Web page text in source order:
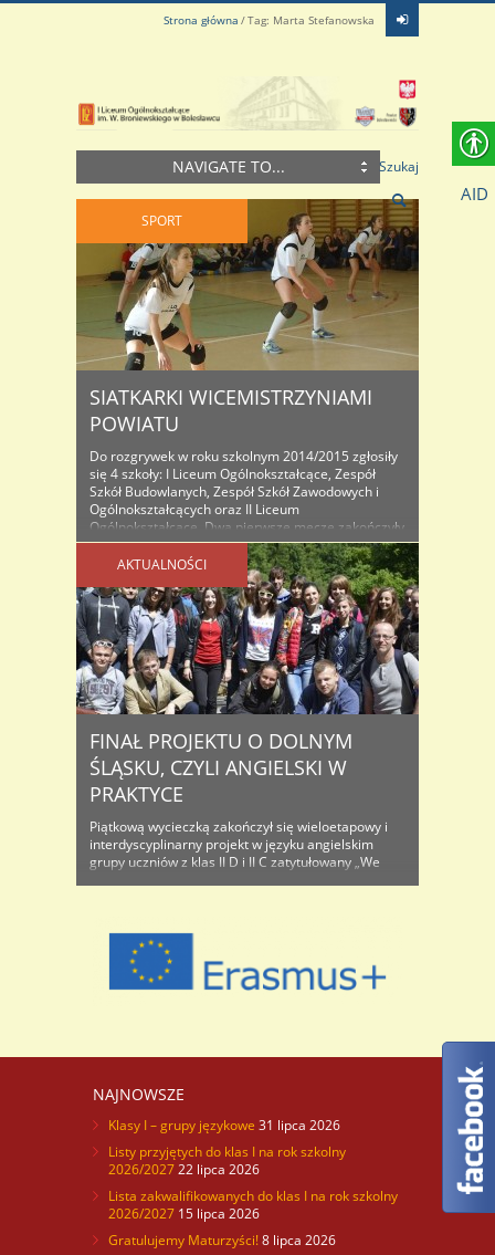
Strona główna Tag: Marta Stefanowska
NAVIGATE TO... Szukaj
SPORT
SIATKARKI WICEMISTRZYNIAMI
POWIATU
Do rozgrywek w roku szkolnym 2014/2015 zgłosiły
się 4 szkoły: I Liceum Ogólnokształcące, Zespół
Szkół Budowlanych, Zespół Szkół Zawodowych i
Ogólnokształcących oraz II Liceum
Ogólnokształcące. Dwa pierwsze mecze zakończyły
się zgodnie z wcześniejszymi przewidywaniami.
Dziewczęta dość gładko ograły ZSB 3:0. Nieco
większe problemy sprawiły Nam reprezentantki
ZSOiZ (3:1). Mecz był dość wyrównany, o czym
świadczą ..
AKTUALNOŚCI
FINAŁ PROJEKTU O DOLNYM
ŚLĄSKU, CZYLI ANGIELSKI W
PRAKTYCE
Piątkową wycieczką zakończył się wieloetapowy i
interdyscyplinarny projekt w języku angielskim
grupy uczniów z klas II D i II C zatytułowany „We
geografii i etnografii Dolnego Śląska. Pracowała
nad nim ekipa ..
NAJNOWSZE
Klasy I – grupy językowe 31 lipca 2026
Listy przyjętych do klas I na rok szkolny
2026/202722 lipca 2026
Lista zakwalifikowanych do klas I na rok szkolny
2026/2027 15 lipca 2026
Gratulujemy Maturzyści!8 lipca 2026
AID